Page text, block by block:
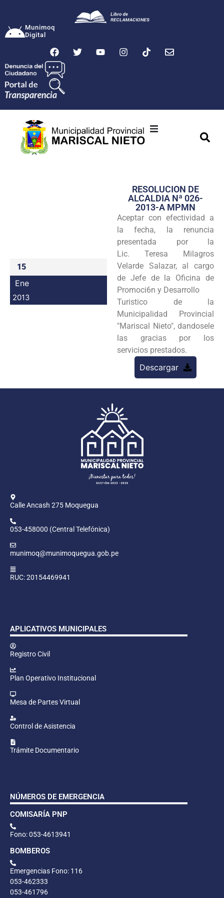
Munimoq
Digital
Transparencia
Seguridad
Programas
Intranet
15
Ene
2013
RESOLUCION DE
ALCALDIA Nª 026-
2013-A MPMN
Aceptar con efectividad a
la fecha, la renuncia
presentada por la
Lic. Teresa Milagros
Velarde Salazar, al cargo
de Jefe de la Oficina de
Promoci6n y Desarrollo
Turistico de la
Municipalidad Provincial
"Mariscal Nieto", dandosele
las gracias por los
servicios prestados.
Descargar
Calle Ancash 275 Moquegua
053-458000 (Central Telefónica)
munimoq@munimoquegua.gob.pe
RUC: 20154469941
APLICATIVOS MUNICIPALES
Registro Civil
Plan Operativo Institucional
Mesa de Partes Virtual
Control de Asistencia
Trámite Documentario
NÚMEROS DE EMERGENCIA
COMISARÍA PNP
Fono: 053-4613941
BOMBEROS
Emergencias Fono: 116
053-462333
053-461796